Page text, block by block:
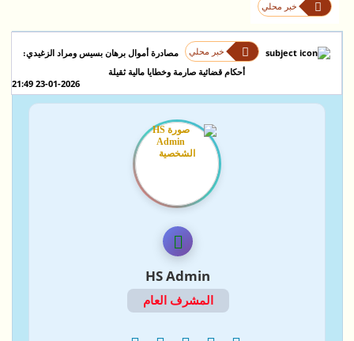
خبر محلي
خبر محلي
مصادرة أموال برهان بسيس ومراد الزغيدي:
أحكام قضائية صارمة وخطايا مالية ثقيلة
23-01-2026 21:49
HS Admin
المشرف العام